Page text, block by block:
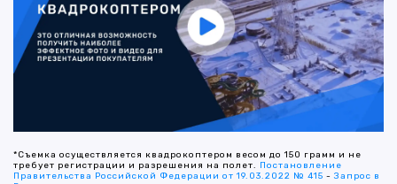
*Съемка осуществляется квадрокоптером весом до 150 грамм и не
требует регистрации и разрешения на полет. Постановление
Правительства Российской Федерации от 19.03.2022 № 415 -Запрос в